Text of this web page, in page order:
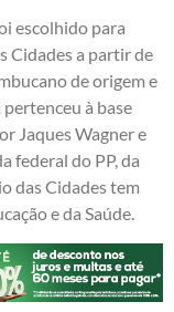
escolhido para
Cidades a partir de
de origem e
à base
Jaques Wagner e
federal do PP, da
das Cidades tem
e da Saúde.